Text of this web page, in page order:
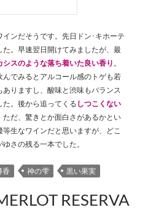
ンだそうです。先日ドン･キホーテ
。早速翌日開けてみましたが、最
シスのような落ち着いた良い香り 。
でみるとアルコール感のトゲも若
りますし、酸味と渋味もバランス
た。後から追ってくる しつこくない
ただ、驚きとか面白さがあるかとい
生なワインだと思いますが、どこ
さの残る一本でした。
香 神の雫 黒い果実
RESERVA